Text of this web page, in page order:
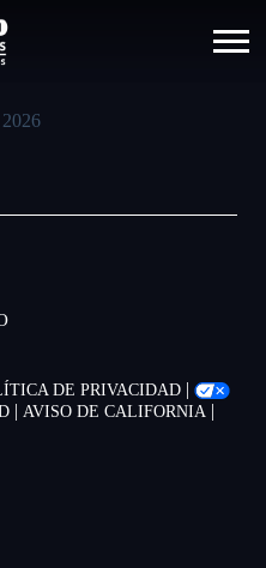
DE PRIVACIDAD |
| AVISO DE CALIFORNIA |